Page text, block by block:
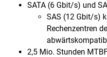
SATA (6 Gbit/s) und
SAS (12 Gbit/s)
Rechenzentren
2,5 Mio. Stunden